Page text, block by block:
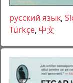
русский язык,
Türkçe, 中文